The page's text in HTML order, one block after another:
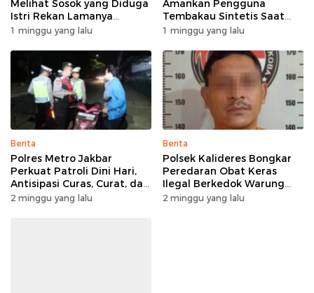
Melihat Sosok yang Diduga
Istri Rekan Lamanya
Bersama Pria Lain
1 minggu yang lalu
Amankan Pengguna
Tembakau Sintetis Saat
Razia Kejahatan Jalanan
1 minggu yang lalu
Berita
Polres Metro Jakbar
Perkuat Patroli Dini Hari,
Antisipasi Curas, Curat, dan
Curanmor di Titik Rawan
2 minggu yang lalu
Berita
Polsek Kalideres Bongkar
Peredaran Obat Keras
Ilegal Berkedok Warung
dan Toko, Dua Pelaku
2 minggu yang lalu